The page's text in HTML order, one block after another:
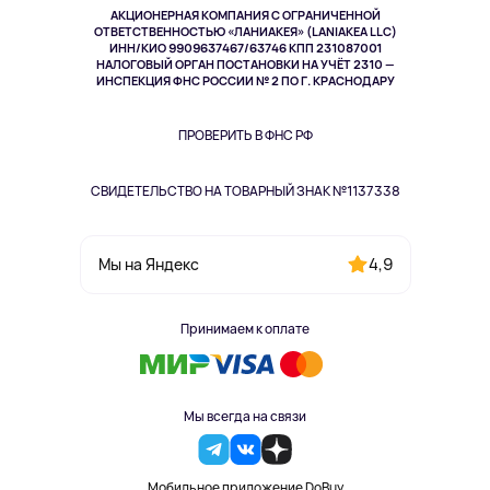
АКЦИОНЕРНАЯ КОМПАНИЯ С ОГРАНИЧЕННОЙ
ОТВЕТСТВЕННОСТЬЮ «ЛАНИАКЕЯ» (LANIAKEA LLC)
ИНН/КИО 9909637467/63746 КПП 231087001
НАЛОГОВЫЙ ОРГАН ПОСТАНОВКИ НА УЧЁТ 2310 —
ИНСПЕКЦИЯ ФНС РОССИИ № 2 ПО Г. КРАСНОДАРУ
ПРОВЕРИТЬ В ФНС РФ
СВИДЕТЕЛЬСТВО НА ТОВАРНЫЙ ЗНАК №1137338
Мы на Яндекс 4,9
Принимаем к оплате
Мы всегда на связи
Здоровье питомцев
Одежда и аксессуары